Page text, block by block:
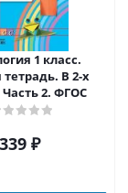
1 класс.
тетрадь. В 2-х
Часть 2. ФГОС
339 ₽